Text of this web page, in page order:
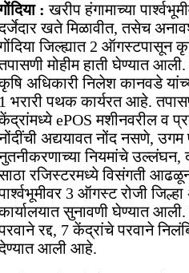
: खरीप हंगामाच्या
खते मिळावीत, तसेच
जिल्ह्यात 2 ऑगस्टपासून
मोहीम हाती घेण्यात
अधिकारी निलेश कानवडे
भरारी पथक कार्यरत आहे.
ePOS मशीनवरील व
अद्ययावत नोंद नसणे, उगम
नियमांचे
रजिस्टरमध्ये विसंगती
3 ऑगस्ट रोजी
सुनावणी घेण्यात
रद्द, 7 केंद्रांचे परवाने
आली आहे.